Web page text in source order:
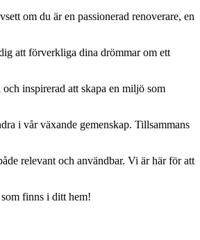
om du är en passionerad renoverare, en
att förverkliga dina drömmar om ett
inspirerad att skapa en miljö som
i vår växande gemenskap. Tillsammans
relevant och användbar. Vi är här för att
finns i ditt hem!